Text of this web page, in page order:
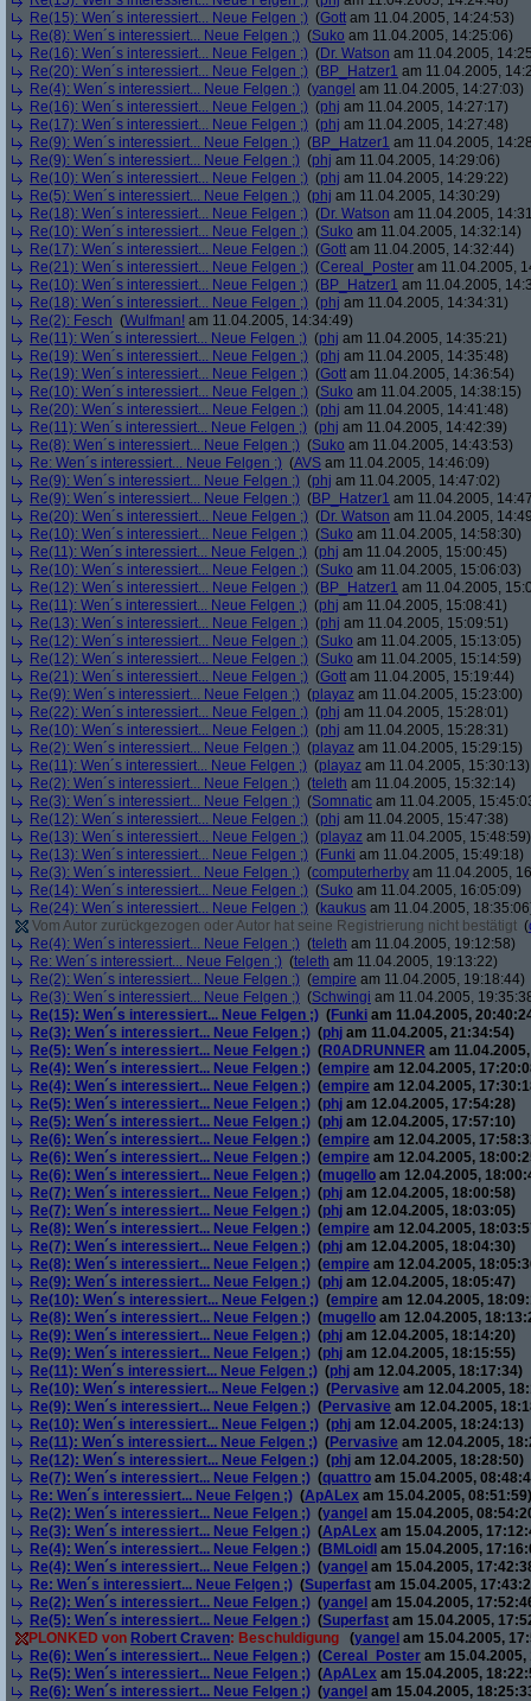
Re(15): Wen´s interessiert... Neue Felgen ;) (Gott am 11.04.2005, 14:24:53)
Re(8): Wen´s interessiert... Neue Felgen ;) (Suko am 11.04.2005, 14:25:06)
Re(16): Wen´s interessiert... Neue Felgen ;) (Dr. Watson am 11.04.2005,
Re(20): Wen´s interessiert... Neue Felgen ;) (BP_Hatzer1 am 11.04.2005,
Re(4): Wen´s interessiert... Neue Felgen ;) (yangel am 11.04.2005, 14:27:03)
Re(16): Wen´s interessiert... Neue Felgen ;) (phj am 11.04.2005, 14:27:17)
Re(17): Wen´s interessiert... Neue Felgen ;) (phj am 11.04.2005, 14:27:48)
Re(9): Wen´s interessiert... Neue Felgen ;) (BP_Hatzer1 am 11.04.2005,
Re(9): Wen´s interessiert... Neue Felgen ;) (phj am 11.04.2005, 14:29:06)
Re(10): Wen´s interessiert... Neue Felgen ;) (phj am 11.04.2005, 14:29:22)
Re(5): Wen´s interessiert... Neue Felgen ;) (phj am 11.04.2005, 14:30:29)
Re(18): Wen´s interessiert... Neue Felgen ;) (Dr. Watson am 11.04.2005,
Re(10): Wen´s interessiert... Neue Felgen ;) (Suko am 11.04.2005, 14:32:14)
Re(17): Wen´s interessiert... Neue Felgen ;) (Gott am 11.04.2005, 14:32:44)
Re(21): Wen´s interessiert... Neue Felgen ;) (Cereal_Poster am 11.04.2005,
Re(10): Wen´s interessiert... Neue Felgen ;) (BP_Hatzer1 am 11.04.2005,
Re(18): Wen´s interessiert... Neue Felgen ;) (phj am 11.04.2005, 14:34:31)
Re(2): Fesch (Wulfman! am 11.04.2005, 14:34:49)
Re(11): Wen´s interessiert... Neue Felgen ;) (phj am 11.04.2005, 14:35:21)
Re(19): Wen´s interessiert... Neue Felgen ;) (phj am 11.04.2005, 14:35:48)
Re(19): Wen´s interessiert... Neue Felgen ;) (Gott am 11.04.2005, 14:36:54)
Re(10): Wen´s interessiert... Neue Felgen ;) (Suko am 11.04.2005, 14:38:15)
Re(20): Wen´s interessiert... Neue Felgen ;) (phj am 11.04.2005, 14:41:48)
Re(11): Wen´s interessiert... Neue Felgen ;) (phj am 11.04.2005, 14:42:39)
Re(8): Wen´s interessiert... Neue Felgen ;) (Suko am 11.04.2005, 14:43:53)
Re: Wen´s interessiert... Neue Felgen ;) (AVS am 11.04.2005, 14:46:09)
Re(9): Wen´s interessiert... Neue Felgen ;) (phj am 11.04.2005, 14:47:02)
Re(9): Wen´s interessiert... Neue Felgen ;) (BP_Hatzer1 am 11.04.2005,
Re(20): Wen´s interessiert... Neue Felgen ;) (Dr. Watson am 11.04.2005,
Re(10): Wen´s interessiert... Neue Felgen ;) (Suko am 11.04.2005, 14:58:30)
Re(11): Wen´s interessiert... Neue Felgen ;) (phj am 11.04.2005, 15:00:45)
Re(10): Wen´s interessiert... Neue Felgen ;) (Suko am 11.04.2005, 15:06:03)
Re(12): Wen´s interessiert... Neue Felgen ;) (BP_Hatzer1 am 11.04.2005,
Re(11): Wen´s interessiert... Neue Felgen ;) (phj am 11.04.2005, 15:08:41)
Re(13): Wen´s interessiert... Neue Felgen ;) (phj am 11.04.2005, 15:09:51)
Re(12): Wen´s interessiert... Neue Felgen ;) (Suko am 11.04.2005, 15:13:05)
Re(12): Wen´s interessiert... Neue Felgen ;) (Suko am 11.04.2005, 15:14:59)
Re(21): Wen´s interessiert... Neue Felgen ;) (Gott am 11.04.2005, 15:19:44)
Re(9): Wen´s interessiert... Neue Felgen ;) (playaz am 11.04.2005, 15:23:00)
Re(22): Wen´s interessiert... Neue Felgen ;) (phj am 11.04.2005, 15:28:01)
Re(10): Wen´s interessiert... Neue Felgen ;) (phj am 11.04.2005, 15:28:31)
Re(2): Wen´s interessiert... Neue Felgen ;) (playaz am 11.04.2005, 15:29:15)
Re(11): Wen´s interessiert... Neue Felgen ;) (playaz am 11.04.2005, 15:30:13)
Re(2): Wen´s interessiert... Neue Felgen ;) (teleth am 11.04.2005, 15:32:14)
Re(3): Wen´s interessiert... Neue Felgen ;) (Somnatic am 11.04.2005,
Re(12): Wen´s interessiert... Neue Felgen ;) (phj am 11.04.2005, 15:47:38)
Re(13): Wen´s interessiert... Neue Felgen ;) (playaz am 11.04.2005, 15:48:59)
Re(13): Wen´s interessiert... Neue Felgen ;) (Funki am 11.04.2005, 15:49:18)
Re(3): Wen´s interessiert... Neue Felgen ;) (computerherby am 11.04.2005,
Re(14): Wen´s interessiert... Neue Felgen ;) (Suko am 11.04.2005, 16:05:09)
Re(24): Wen´s interessiert... Neue Felgen ;) (kaukus am 11.04.2005,
Vom Autor zurückgezogen oder Autor hat seine Registrierung nicht bestätigt (
Re(4): Wen´s interessiert... Neue Felgen ;) (teleth am 11.04.2005, 19:12:58)
Re: Wen´s interessiert... Neue Felgen ;) (teleth am 11.04.2005, 19:13:22)
Re(2): Wen´s interessiert... Neue Felgen ;) (empire am 11.04.2005, 19:18:44)
Re(3): Wen´s interessiert... Neue Felgen ;) (Schwingi am 11.04.2005,
Re(15): Wen´s interessiert... Neue Felgen ;) (Funki am 11.04.2005,
Re(3): Wen´s interessiert... Neue Felgen ;) (phj am 11.04.2005, 21:34:54)
Re(5): Wen´s interessiert... Neue Felgen ;) (R0ADRUNNER am
Re(4): Wen´s interessiert... Neue Felgen ;) (empire am 12.04.2005,
Re(4): Wen´s interessiert... Neue Felgen ;) (empire am 12.04.2005,
Re(5): Wen´s interessiert... Neue Felgen ;) (phj am 12.04.2005, 17:54:28)
Re(5): Wen´s interessiert... Neue Felgen ;) (phj am 12.04.2005, 17:57:10)
Re(6): Wen´s interessiert... Neue Felgen ;) (empire am 12.04.2005,
Re(6): Wen´s interessiert... Neue Felgen ;) (empire am 12.04.2005,
Re(6): Wen´s interessiert... Neue Felgen ;) (mugello am 12.04.2005,
Re(7): Wen´s interessiert... Neue Felgen ;) (phj am 12.04.2005, 18:00:58)
Re(7): Wen´s interessiert... Neue Felgen ;) (phj am 12.04.2005, 18:03:05)
Re(8): Wen´s interessiert... Neue Felgen ;) (empire am 12.04.2005,
Re(7): Wen´s interessiert... Neue Felgen ;) (phj am 12.04.2005, 18:04:30)
Re(8): Wen´s interessiert... Neue Felgen ;) (empire am 12.04.2005,
Re(9): Wen´s interessiert... Neue Felgen ;) (phj am 12.04.2005, 18:05:47)
Re(10): Wen´s interessiert... Neue Felgen ;) (empire am 12.04.2005,
Re(8): Wen´s interessiert... Neue Felgen ;) (mugello am 12.04.2005,
Re(9): Wen´s interessiert... Neue Felgen ;) (phj am 12.04.2005, 18:14:20)
Re(9): Wen´s interessiert... Neue Felgen ;) (phj am 12.04.2005, 18:15:55)
Re(11): Wen´s interessiert... Neue Felgen ;) (phj am 12.04.2005, 18:17:34)
Re(10): Wen´s interessiert... Neue Felgen ;) (Pervasive am 12.04.2005,
Re(9): Wen´s interessiert... Neue Felgen ;) (Pervasive am 12.04.2005,
Re(10): Wen´s interessiert... Neue Felgen ;) (phj am 12.04.2005, 18:24:13)
Re(11): Wen´s interessiert... Neue Felgen ;) (Pervasive am 12.04.2005,
Re(12): Wen´s interessiert... Neue Felgen ;) (phj am 12.04.2005, 18:28:50)
Re(7): Wen´s interessiert... Neue Felgen ;) (quattro am 15.04.2005,
Re: Wen´s interessiert... Neue Felgen ;) (ApALex am 15.04.2005, 08:51:59)
Re(2): Wen´s interessiert... Neue Felgen ;) (yangel am 15.04.2005,
Re(3): Wen´s interessiert... Neue Felgen ;) (ApALex am 15.04.2005,
Re(4): Wen´s interessiert... Neue Felgen ;) (BMLoidl am 15.04.2005,
Re(4): Wen´s interessiert... Neue Felgen ;) (yangel am 15.04.2005,
Re: Wen´s interessiert... Neue Felgen ;) (Superfast am 15.04.2005,
Re(2): Wen´s interessiert... Neue Felgen ;) (yangel am 15.04.2005,
Re(5): Wen´s interessiert... Neue Felgen ;) (Superfast am 15.04.2005,
PLONKED von Robert Craven: Beschuldigung (yangel am 15.04.2005,
Re(6): Wen´s interessiert... Neue Felgen ;) (Cereal_Poster am 15.04.2005,
Re(5): Wen´s interessiert... Neue Felgen ;) (ApALex am 15.04.2005,
Re(6): Wen´s interessiert... Neue Felgen ;) (yangel am 15.04.2005,